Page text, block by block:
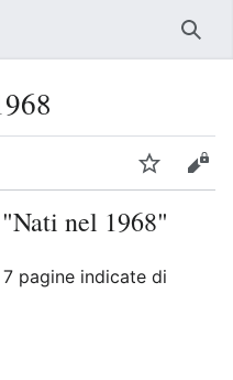
Segui
nel 1968"
pagine indicate di